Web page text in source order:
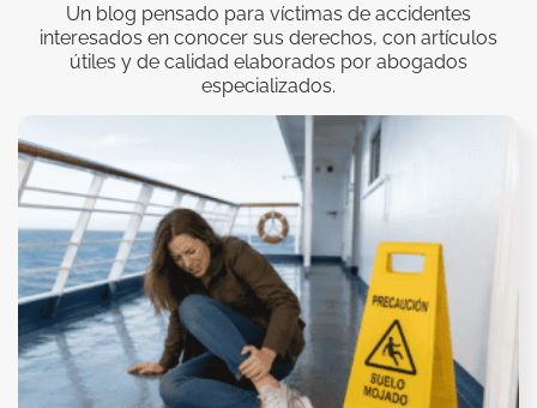
Un blog pensado para víctimas de accidentes
interesados en conocer sus derechos, con artículos
útiles y de calidad elaborados por abogados
especializados.